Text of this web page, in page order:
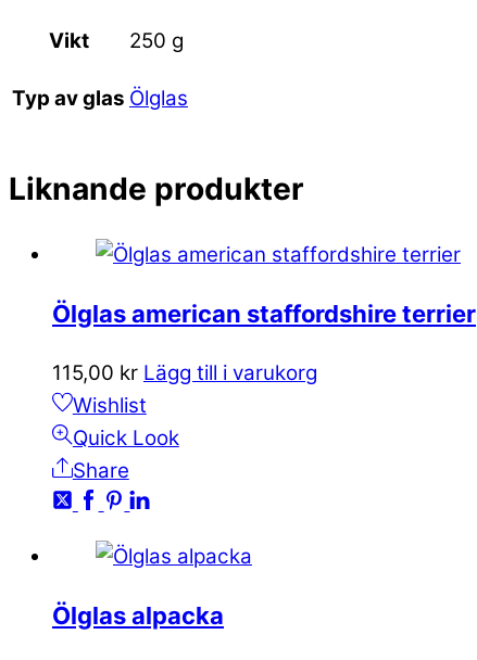
Vikt 250 g
Typ av glas Ölglas
Liknande produkter
Ölglas american staffordshire terrier
115,00 kr Lägg till i varukorg
Wishlist
Quick Look
Share
Ölglas alpacka